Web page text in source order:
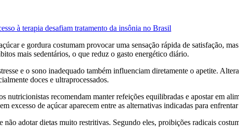
à terapia desafiam tratamento da insônia no Brasil
e gordura costumam provocar uma sensação rápida de satisfação,
mais sedentários, o que reduz o gasto energético diário.
e o sono inadequado também influenciam diretamente o apetite.
doces e ultraprocessados.
nutricionistas recomendam manter refeições equilibradas e apostar em
excesso de açúcar aparecem entre as alternativas indicadas para
adotar dietas muito restritivas. Segundo eles, proibições radicais